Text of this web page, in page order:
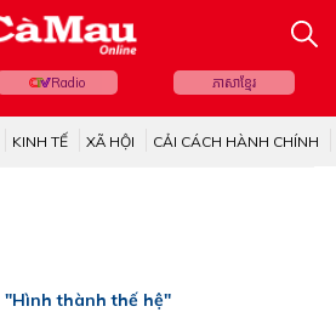
Radio ភាសាខ្មែរ
KINH TẾ XÃ HỘI CẢI CÁCH HÀNH CHÍNH
"Hình thành thế hệ"